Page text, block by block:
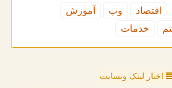
اقتصاد وب
آموزش
خدمات
اخبار لینک وبسایت